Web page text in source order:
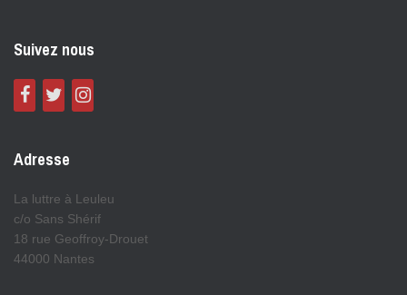
Suivez nous
Adresse
La luttre à Leuleu
c/o Sans Shérif
18 rue Geoffroy-Drouet
44000 Nantes